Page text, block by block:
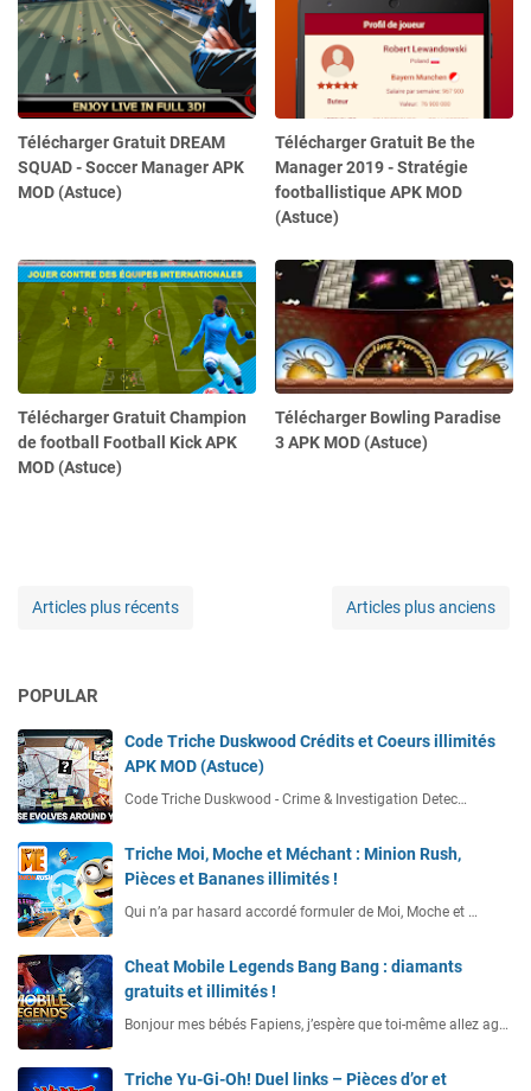
Télécharger Gratuit DREAM
SQUAD - Soccer Manager APK
MOD (Astuce)
Télécharger Gratuit Be the
Manager 2019 - Stratégie
footballistique APK MOD
(Astuce)
Télécharger Gratuit Champion
de football Football Kick APK
MOD (Astuce)
Télécharger Bowling Paradise
3 APK MOD (Astuce)
Articles plus récents Articles plus anciens
POPULAR
Code Triche Duskwood Crédits et Coeurs illimités
APK MOD (Astuce)
Code Triche Duskwood - Crime & Investigation Detec…
Triche Moi, Moche et Méchant : Minion Rush,
Pièces et Bananes illimités !
Qui n’a par hasard accordé formuler de Moi, Moche et …
Cheat Mobile Legends Bang Bang : diamants
gratuits et illimités !
Bonjour mes bébés Fapiens, j’espère que toi-même allez ag…
Triche Yu-Gi-Oh! Duel links – Pièces d’or et